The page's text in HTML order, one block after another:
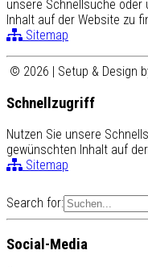
unsere Schnellsuche oder
Inhalt auf der Website zu
Sitemap
© 2026 | Setup & Design
Schnellzugriff
Nutzen Sie unsere
gewünschten Inhalt auf
Sitemap
Search for:
Social-Media